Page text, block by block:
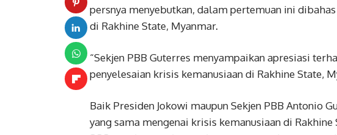
persnya menyebutkan, dalam pertemuan ini
di Rakhine State, Myanmar.
“Sekjen PBB Guterres menyampaikan apresiasi
penyelesaian krisis kemanusiaan di Rakhine State,
Baik Presiden Jokowi maupun Sekjen PBB Antonio
yang sama mengenai krisis kemanusiaan di